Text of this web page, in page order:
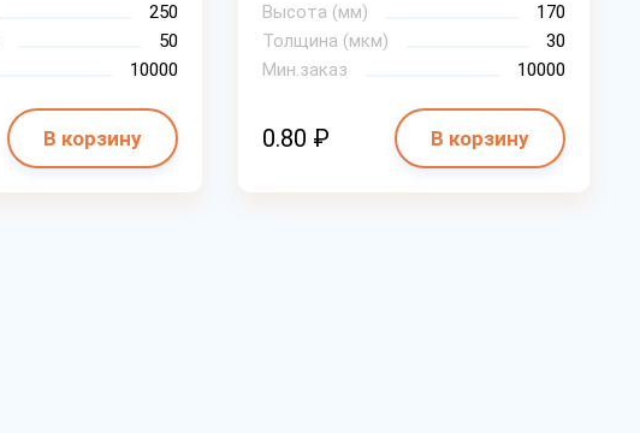
250
50
10000
В корзину
Высота (мм)
170
Толщина (мкм)
30
Мин.заказ
10000
0.80 ₽ В корзину